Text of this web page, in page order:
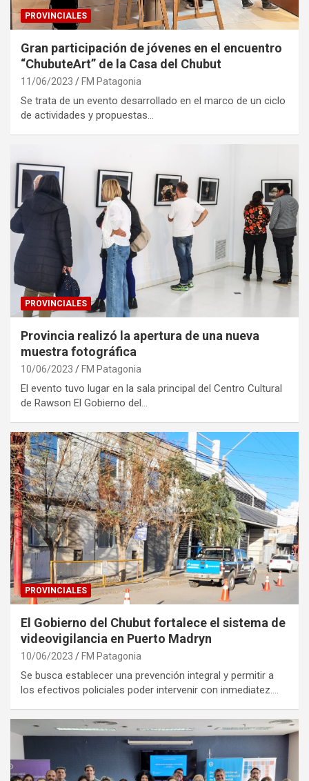
PROVINCIALES
Gran participación de jóvenes en el encuentro
“ChubuteArt” de la Casa del Chubut
11/06/2023 FM Patagonia
Se trata de un evento desarrollado en el marco de un ciclo
de actividades y propuestas…
PROVINCIALES
Provincia realizó la apertura de una nueva
muestra fotográfica
10/06/2023 FM Patagonia
El evento tuvo lugar en la sala principal del Centro Cultural
de Rawson El Gobierno del…
PROVINCIALES
El Gobierno del Chubut fortalece el sistema de
videovigilancia en Puerto Madryn
10/06/2023 FM Patagonia
Se busca establecer una prevención integral y permitir a
los efectivos policiales poder intervenir con inmediatez.…